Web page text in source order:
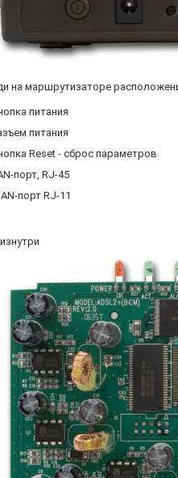
на маршрутизаторе
питания
питания
Reset - сброс параметров
порт, RJ-45
порт RJ-11